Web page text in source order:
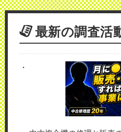
最新の調査活